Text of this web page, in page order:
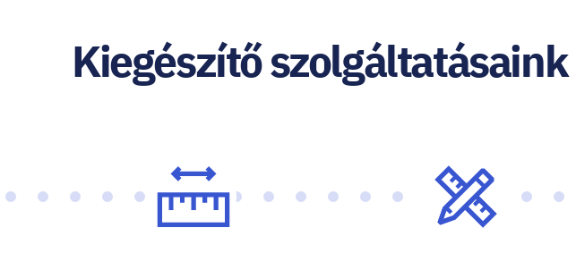
Kiegészítő szolgáltatásaink